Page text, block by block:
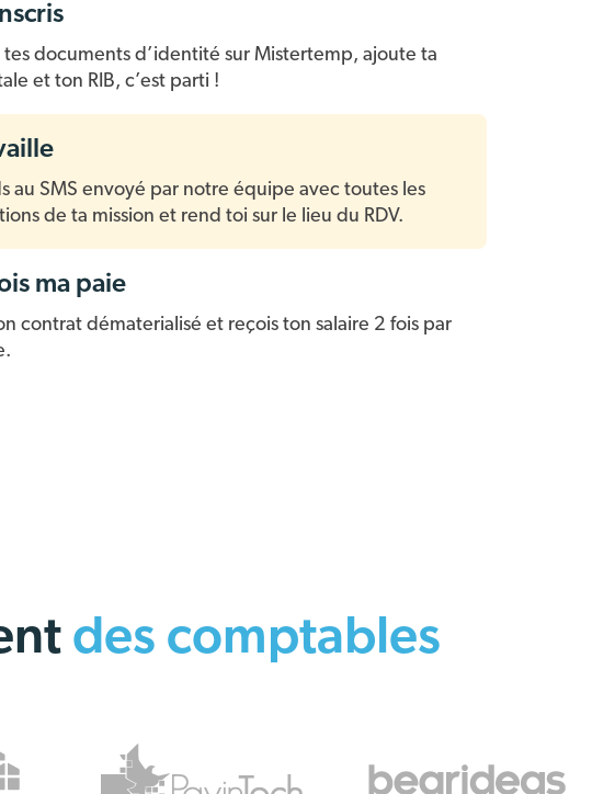
tes documents d’identité sur Mistertemp, ajoute ta
et ton RIB, c’est parti !
au SMS envoyé par notre équipe avec toutes les
de ta mission et rend toi sur le lieu du RDV.
ma paie
contrat dématerialisé et reçois ton salaire 2 fois par
des comptables